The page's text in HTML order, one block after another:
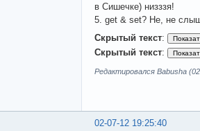
в Сишечке) низззя!
5. get & set? Не, не
Скрытый текст:
Скрытый текст:
Редактировался Babusha
02-07-12 19:25:40